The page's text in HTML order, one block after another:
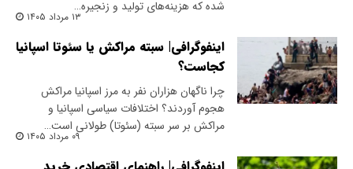
شده که هزینه‌های تولید و زنجیره…
۱۳ مرداد ۱۴۰۵
اینفوگرافی| سبته مراکش یا سئوتا اسپانیا
کجاست؟
چرا ناگهان هزاران نفر به مرز اسپانیا مراکش
هجوم آوردند؟ اختلافات سیاسی اسپانیا و
مراکش بر سر سبته (سئوتا) طولانی است…
۰۹ مرداد ۱۴۰۵